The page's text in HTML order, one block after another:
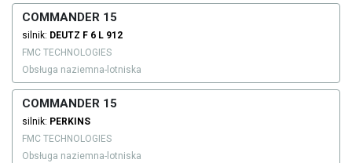
COMMANDER 15
silnik: DEUTZ F 6 L 912
FMC TECHNOLOGIES
Obsługa naziemna-lotniska
COMMANDER 15
silnik: PERKINS
FMC TECHNOLOGIES
Obsługa naziemna-lotniska